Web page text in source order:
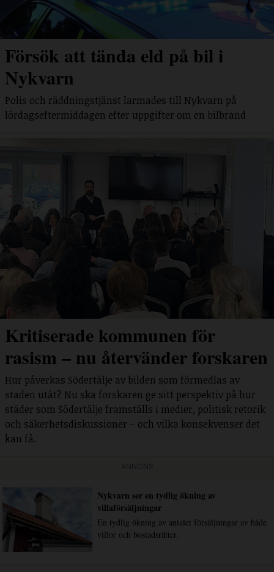
Försök att tända eld på bil i
Nykvarn
Polis och räddningstjänst larmades till Nykvarn på
lördagseftermiddagen efter uppgifter om en bilbrand
Kritiserade kommunen för
rasism – nu återvänder forskaren
Hur påverkas Södertälje av bilden som förmedlas av
staden utåt? Nu ska forskaren ge sitt perspektiv på hur
städer som Södertälje framställs i medier, politisk retorik
och säkerhetsdiskussioner – och vilka konsekvenser det
kan få.
Nykvarn ser en tydlig ökning av
villaförsäljningar
En tydlig ökning av antalet försäljningar av både
villor och bostadsrätter.